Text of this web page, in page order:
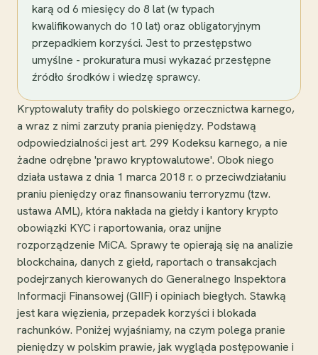
karą od 6 miesięcy do 8 lat (w typach
kwalifikowanych do 10 lat) oraz obligatoryjnym
przepadkiem korzyści. Jest to przestępstwo
umyślne - prokuratura musi wykazać przestępne
źródło środków i wiedzę sprawcy.
Kryptowaluty trafiły do polskiego orzecznictwa karnego,
a wraz z nimi zarzuty prania pieniędzy. Podstawą
odpowiedzialności jest art. 299 Kodeksu karnego, a nie
żadne odrębne 'prawo kryptowalutowe'. Obok niego
działa ustawa z dnia 1 marca 2018 r. o przeciwdziałaniu
praniu pieniędzy oraz finansowaniu terroryzmu (tzw.
ustawa AML), która nakłada na giełdy i kantory krypto
obowiązki KYC i raportowania, oraz unijne
rozporządzenie MiCA. Sprawy te opierają się na analizie
blockchaina, danych z giełd, raportach o transakcjach
podejrzanych kierowanych do Generalnego Inspektora
Informacji Finansowej (GIIF) i opiniach biegłych. Stawką
jest kara więzienia, przepadek korzyści i blokada
rachunków. Poniżej wyjaśniamy, na czym polega pranie
pieniędzy w polskim prawie, jak wygląda postępowanie i